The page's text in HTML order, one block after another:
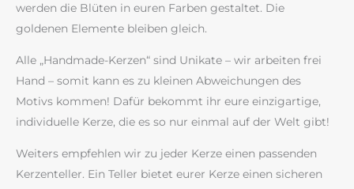
werden die Blüten in euren Farben gestaltet. Die
goldenen Elemente bleiben gleich.
Alle „Handmade-Kerzen“ sind Unikate – wir arbeiten frei
Hand – somit kann es zu kleinen Abweichungen des
Motivs kommen! Dafür bekommt ihr eure einzigartige,
individuelle Kerze, die es so nur einmal auf der Welt gibt!
Weiters empfehlen wir zu jeder Kerze einen passenden
Kerzenteller. Ein Teller bietet eurer Kerze einen sicheren